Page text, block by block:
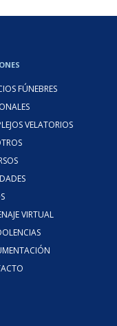
FÚNEBRES
VELATORIOS
VIRTUAL